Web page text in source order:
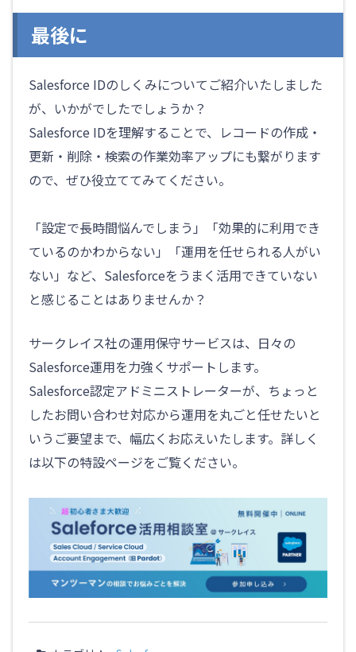
最後に
Salesforce IDのしくみについてご紹介いたしました
が、いかがでしたでしょうか？
Salesforce IDを理解することで、レコードの作成・
更新・削除・検索の作業効率アップにも繋がります
ので、 ぜひ役立ててみてください。
「設定で長時間悩んでしまう」「効果的に利用でき
ているのかわからない」「運用を任せられる人がい
ない」など、Salesforceをうまく活用できていない
と感じることはありませんか？
サークレイス社の運用保守サービスは、日々の
Salesforce運用を力強くサポートします。
Salesforce認定アドミニストレーターが、ちょっと
したお問い合わせ対応から運用を丸ごと任せたいと
いうご要望まで、幅広くお応えいたします。詳しく
は以下の特設ページをご覧ください。